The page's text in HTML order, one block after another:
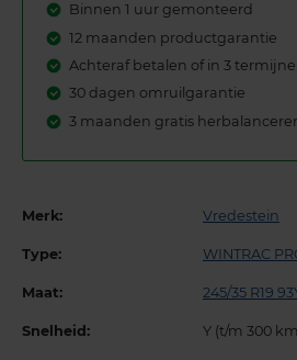
Binnen 1 uur gemonteerd
12 maanden productgarantie
Achteraf betalen of in 3
30 dagen omruilgarantie
3 maanden gratis
Merk: Vredestein
Type: WINTRAC
Maat: 245/35 R19
Snelheid: Y (t/m 300